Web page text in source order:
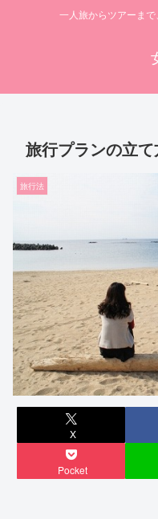
一人旅からツアーま
旅行プランの立
旅行法
X
Pocket